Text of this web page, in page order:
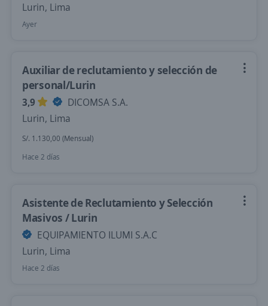
Lurin, Lima
Ayer
Auxiliar de reclutamiento y selección de
personal/Lurin
3,9
DICOMSA S.A.
Lurin, Lima
S/. 1.130,00 (Mensual)
Hace 2 días
Asistente de Reclutamiento y Selección
Masivos / Lurin
EQUIPAMIENTO ILUMI S.A.C
Lurin, Lima
Hace 2 días